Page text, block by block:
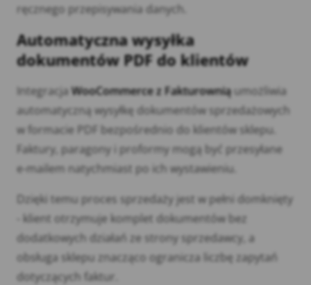
ręcznego przepisywania danych.
Automatyczna wysyłka
dokumentów PDF do klientów
Integracja WooCommerce z Fakturowniąumożliwia
automatyczną wysyłkę dokumentów sprzedażowych
w formacie PDF bezpośrednio do klientów sklepu.
Faktury, paragony i proformy mogą być przesyłane
e-mailem natychmiast po ich wystawieniu.
Dzięki temu proces sprzedaży jest w pełni domknięty
- klient otrzymuje komplet dokumentów bez
dodatkowych działań ze strony sprzedawcy, a
obsługa sklepu znacząco ogranicza liczbę zapytań
dotyczących faktur.